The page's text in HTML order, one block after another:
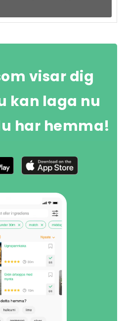
visar dig
kan laga nu
har hemma!